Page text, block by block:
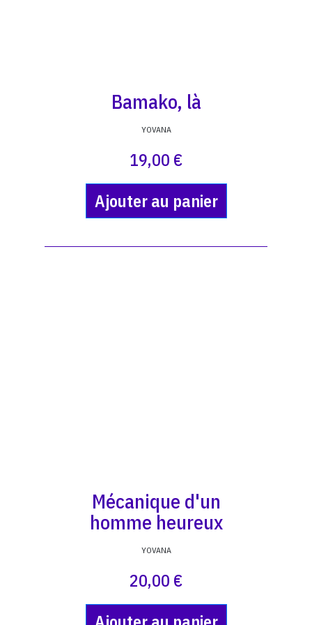
Bamako, là
YOVANA
19,00 €
Ajouter au panier
Mécanique d'un
homme heureux
YOVANA
20,00 €